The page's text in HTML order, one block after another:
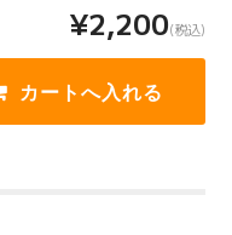
¥2,200(税込)